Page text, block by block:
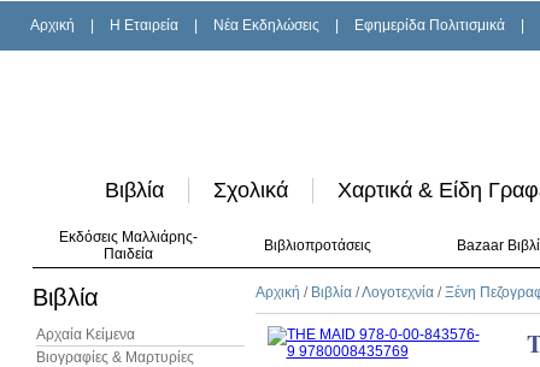
Αρχική H Εταιρεία Νέα Εκδηλώσεις Εφημερίδα Πολιτισμικά
Βιβλία Σχολικά Χαρτικά & Είδη
Εκδόσεις Μαλλιάρης-
Παιδεία
Βιβλιοπροτάσεις Bazaar
Βιβλία
Αρχαία Κείμενα
Βιογραφίες & Μαρτυρίες
Αρχική / Βιβλία /Λογοτεχνία /Ξένη